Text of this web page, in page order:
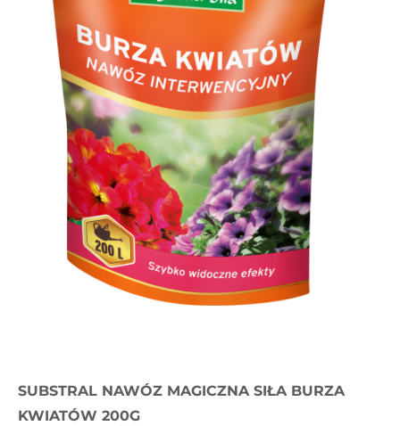
SUBSTRAL NAWÓZ MAGICZNA SIŁA BURZA
KWIATÓW 200G